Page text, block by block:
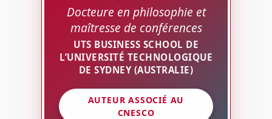
Docteure en philosophie et
maîtresse de conférences
UTS BUSINESS SCHOOL DE
L’UNIVERSITÉ TECHNOLOGIQUE
DE SYDNEY (AUSTRALIE)
AUTEUR ASSOCIÉ AU
CNESCO